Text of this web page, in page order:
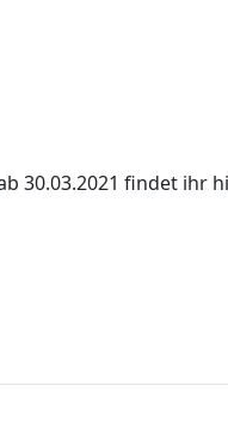
30.03.2021 findet ihr